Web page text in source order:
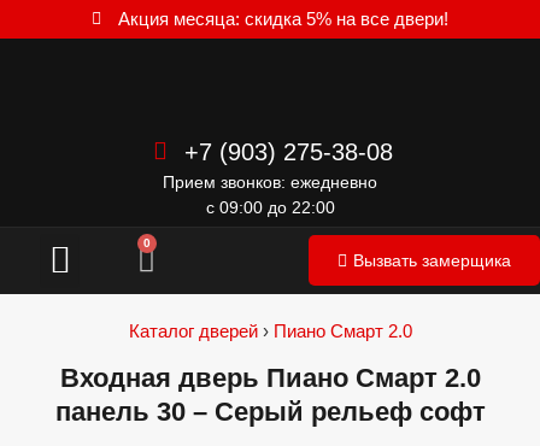
Акция месяца: скидка 5% на все двери!
+7 (903) 275-38-08
Прием звонков: ежедневно
с 09:00 до 22:00
0
Вызвать замерщика
Каталог дверей› Пиано Смарт 2.0
Входная дверь Пиано Смарт 2.0
панель 30 – Серый рельеф софт